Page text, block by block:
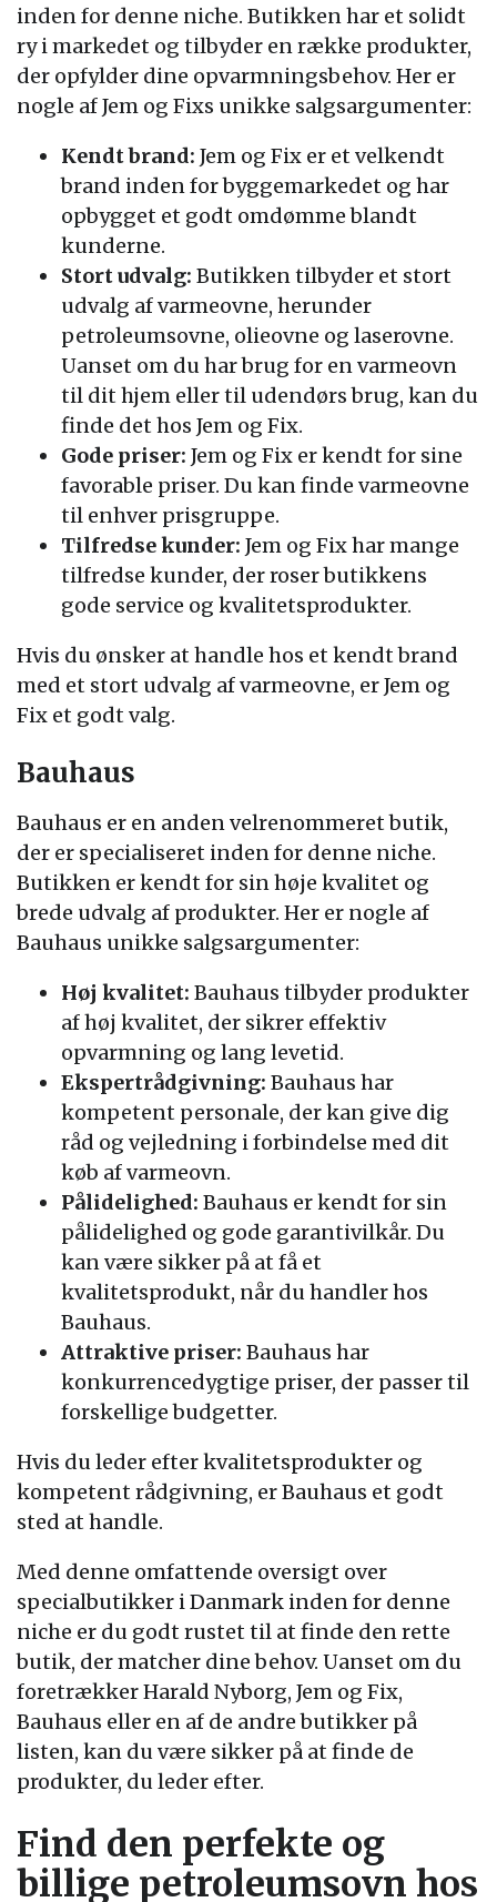
inden for denne niche. Butikken har et solidt
ry i markedet og tilbyder en række produkter,
der opfylder dine opvarmningsbehov. Her er
nogle af Jem og Fixs unikke salgsargumenter:
Kendt brand: Jem og Fix er et velkendt
brand inden for byggemarkedet og har
opbygget et godt omdømme blandt
kunderne.
Stort udvalg: Butikken tilbyder et stort
udvalg af varmeovne, herunder
petroleumsovne, olieovne og laserovne.
Uanset om du har brug for en varmeovn
til dit hjem eller til udendørs brug, kan du
finde det hos Jem og Fix.
Gode priser: Jem og Fix er kendt for sine
favorable priser. Du kan finde varmeovne
til enhver prisgruppe.
Tilfredse kunder: Jem og Fix har mange
tilfredse kunder, der roser butikkens
gode service og kvalitetsprodukter.
Hvis du ønsker at handle hos et kendt brand
med et stort udvalg af varmeovne, er Jem og
Fix et godt valg.
Bauhaus
Bauhaus er en anden velrenommeret butik,
der er specialiseret inden for denne niche.
Butikken er kendt for sin høje kvalitet og
brede udvalg af produkter. Her er nogle af
Bauhaus unikke salgsargumenter:
Høj kvalitet: Bauhaus tilbyder produkter
af høj kvalitet, der sikrer effektiv
opvarmning og lang levetid.
Ekspertrådgivning: Bauhaus har
kompetent personale, der kan give dig
råd og vejledning i forbindelse med dit
køb af varmeovn.
Pålidelighed: Bauhaus er kendt for sin
pålidelighed og gode garantivilkår. Du
kan være sikker på at få et
kvalitetsprodukt, når du handler hos
Bauhaus.
Attraktive priser: Bauhaus har
konkurrencedygtige priser, der passer til
forskellige budgetter.
Hvis du leder efter kvalitetsprodukter og
kompetent rådgivning, er Bauhaus et godt
sted at handle.
Med denne omfattende oversigt over
specialbutikker i Danmark inden for denne
niche er du godt rustet til at finde den rette
butik, der matcher dine behov. Uanset om du
foretrækker Harald Nyborg, Jem og Fix,
Bauhaus eller en af de andre butikker på
listen, kan du være sikker på at finde de
produkter, du leder efter.
Find den perfekte og
billige petroleumsovn hos